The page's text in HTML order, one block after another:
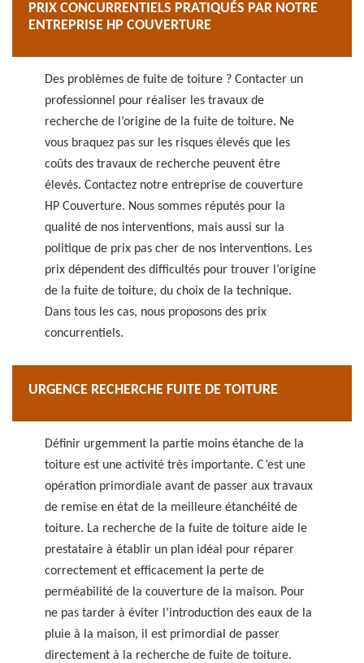
PRIX CONCURRENTIELS PRATIQUÉS PAR NOTRE
ENTREPRISE HP COUVERTURE
Des problèmes de fuite de toiture ? Contacter un
professionnel pour réaliser les travaux de
recherche de l’origine de la fuite de toiture. Ne
vous braquez pas sur les risques élevés que les
coûts des travaux de recherche peuvent être
élevés. Contactez notre entreprise de couverture
HP Couverture. Nous sommes réputés pour la
qualité de nos interventions, mais aussi sur la
politique de prix pas cher de nos interventions. Les
prix dépendent des difficultés pour trouver l’origine
de la fuite de toiture, du choix de la technique.
Dans tous les cas, nous proposons des prix
concurrentiels.
URGENCE RECHERCHE FUITE DE TOITURE
Définir urgemment la partie moins étanche de la
toiture est une activité très importante. C’est une
opération primordiale avant de passer aux travaux
de remise en état de la meilleure étanchéité de
toiture. La recherche de la fuite de toiture aide le
prestataire à établir un plan idéal pour réparer
correctement et efficacement la perte de
perméabilité de la couverture de la maison. Pour
ne pas tarder à éviter l’introduction des eaux de la
pluie à la maison, il est primordial de passer
directement à la recherche de fuite de toiture.